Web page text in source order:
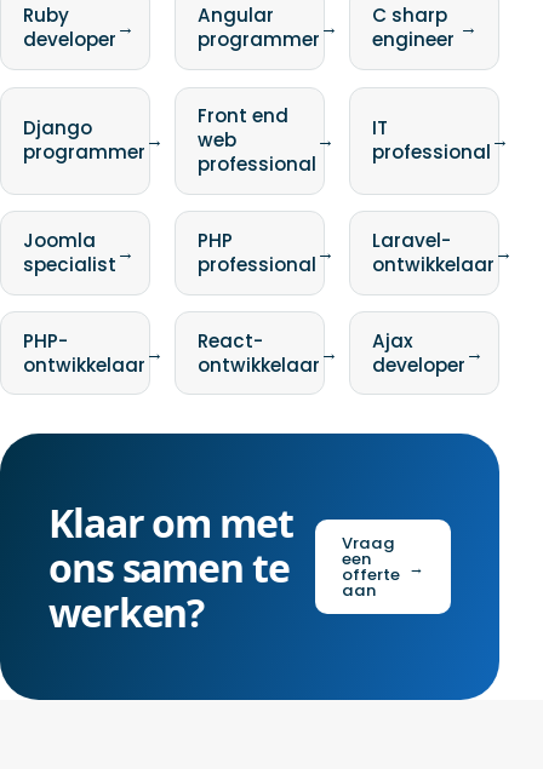
Ruby
developer→
Angular
programmer→
C sharp
engineer →
Django
programmer→
Front end
web
professional
→
IT
professional→
Joomla
specialist→
PHP
professional→
Laravel-
ontwikkelaar→
PHP-
ontwikkelaar→
React-
ontwikkelaar→
Ajax
developer→
Klaar om met
ons samen te
werken?
Vraag
een
offerte
aan
→